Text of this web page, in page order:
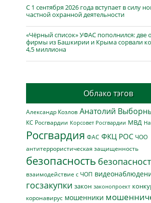
С 1 сентября 2026 года вступает в силу
частной охранной деятельности
«Чёрный список» УФАС пополнился: две
фирмы из Башкирии и Крыма сорвали
4,5 миллиона
Облако тэгов
Александр Козлов Анатолий
КС Росгвардии Корсовет Росгвардии МВД
Росгвардия ФАС ФКЦ РОС ЧОО
антитеррористическая защищенность
безопасность
взаимодействие с ЧОП
госзакупки закон законопроект
коронавирус мошенники